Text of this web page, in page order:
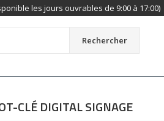
les jours ouvrables de 9:00 à 17:00)
Rechercher
CLÉ DIGITAL SIGNAGE